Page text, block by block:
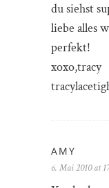
du siehst
liebe alles
perfekt!
xoxo,tracy
AMY
6. Mai 2010 at